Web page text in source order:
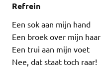
Refrein
Een sok aan mijn hand
Een broek over mijn haar
Een trui aan mijn voet
Nee, dat staat toch raar!